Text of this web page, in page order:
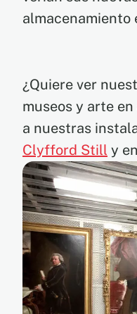
almacenamiento
¿Quiere ver
museos y arte
a nuestras
Clyfford Still y en